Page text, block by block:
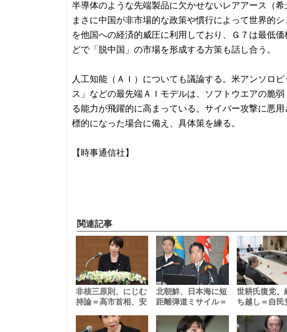
半導体のような先端製品に欠かせないレアアース（希
まさに中国が非市場的な政策や慣行によって世界的
を他国への経済的威圧に利用しており、Ｇ７は最低
どで「脱中国」の市場を形成する方策も話し合う。
人工知能（ＡＩ）についても議論する。米アンソロ
ス」などの最先端ＡＩモデルは、ソフトウエアの脆
る能力が飛躍的に高まっている。サイバー攻撃に悪
標的になった場合に備え、具体策を練る。
【時事通信社】
関連記事
非核三原則、にじむ
持論＝高市首相、安
北朝鮮、日本海に短
距離弾道ミサイル＝
世耕氏復党、
ち越し＝自民